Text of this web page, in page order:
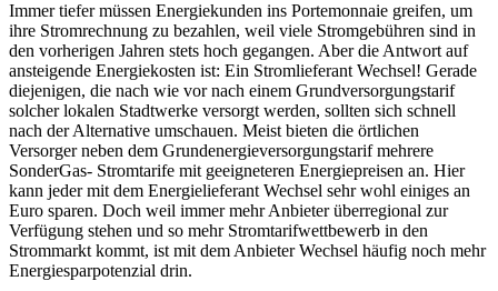
Immer tiefer müssen Energiekunden ins Portemonnaie greifen, um
ihre Stromrechnung zu bezahlen, weil viele Stromgebühren sind in
den vorherigen Jahren stets hoch gegangen. Aber die Antwort auf
ansteigende Energiekosten ist: Ein Stromlieferant Wechsel! Gerade
diejenigen, die nach wie vor nach einem Grundversorgungstarif
solcher lokalen Stadtwerke versorgt werden, sollten sich schnell
nach der Alternative umschauen. Meist bieten die örtlichen
Versorger neben dem Grundenergieversorgungstarif mehrere
SonderGas- Stromtarife mit geeigneteren Energiepreisen an. Hier
kann jeder mit dem Energielieferant Wechsel sehr wohl einiges an
Euro sparen. Doch weil immer mehr Anbieter überregional zur
Verfügung stehen und so mehr Stromtarifwettbewerb in den
Strommarkt kommt, ist mit dem Anbieter Wechsel häufig noch mehr
Energiesparpotenzial drin.